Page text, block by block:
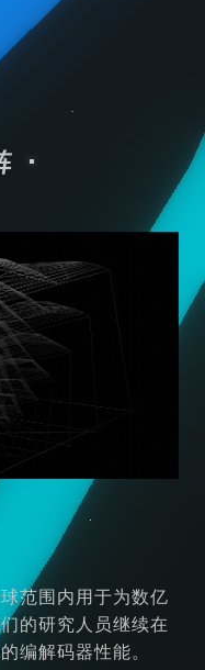
范围内用于为数亿
的研究人员继续在
编解码器性能。